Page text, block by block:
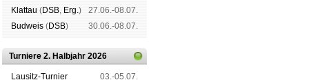
Klat­tau (DSB, Erg.)
27.06.-08.07.
Bud­weis (DSB) 30.06.-08.07.
Turniere 2. Halbjahr 2026
Lau­sitz-Tur­nier
03.-05.07.